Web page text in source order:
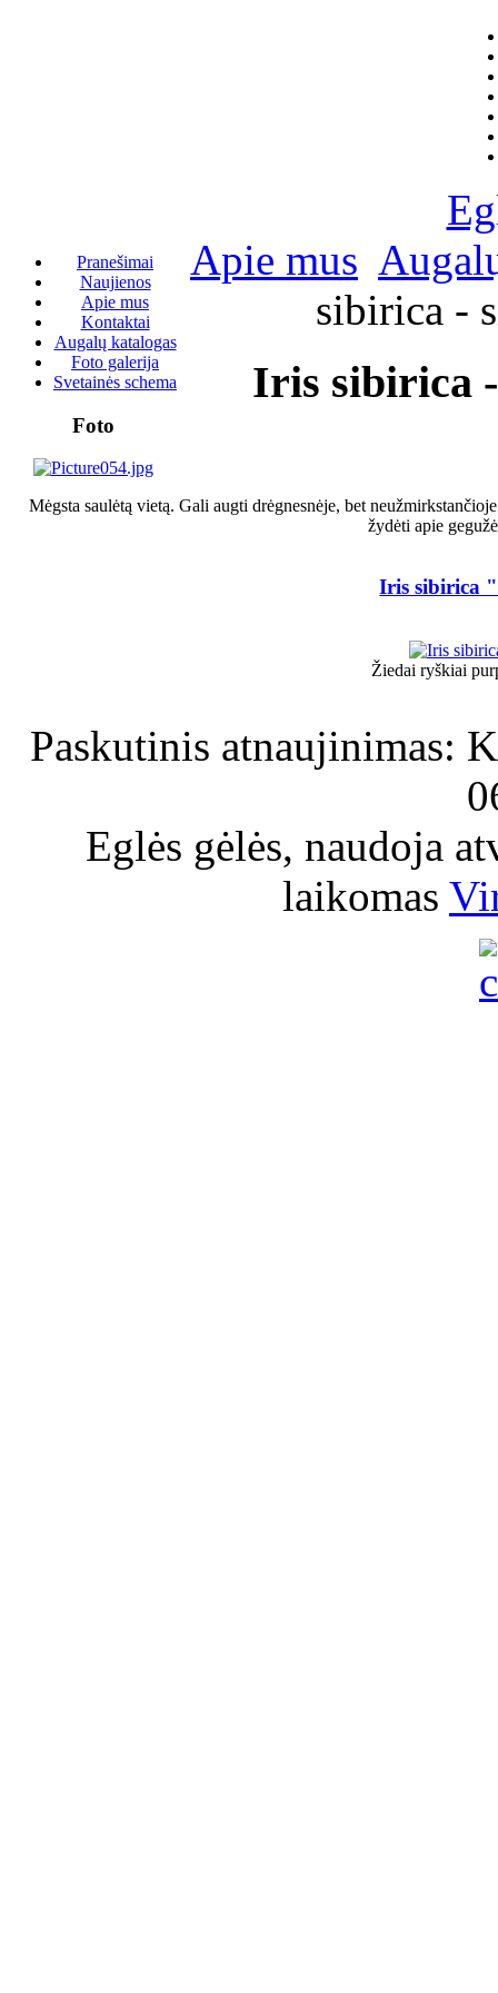
Pranešimai
Naujienos
Apie mus
Kontaktai
Augalų katalogas
Foto galerija
Svetainės schema
Foto
Apie mus
sibirica -
Iris sibirica
Mėgsta saulėtą vietą. Gali augti drėgnesnėje, bet
žydėti apie
Iris sibirica
Žiedai ryškiai
Paskutinis atnaujinimas:
Eglės gėlės, naudoja
laikomas